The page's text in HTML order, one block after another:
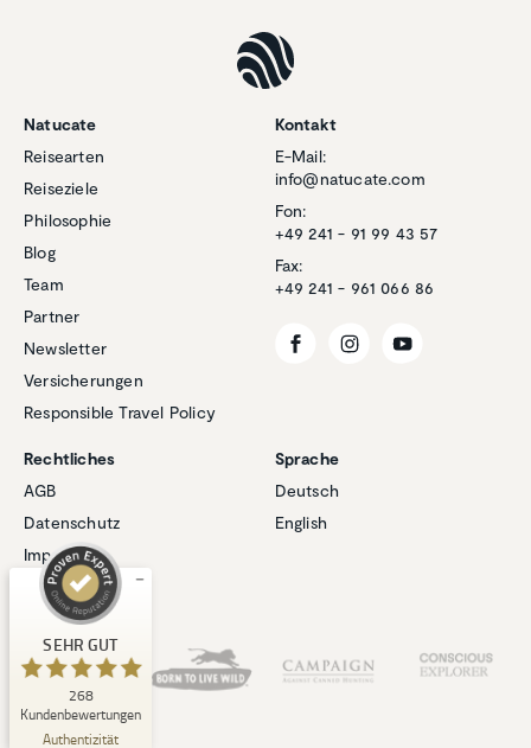
Natucate
Reisearten
Reiseziele
Philosophie
Blog
Team
Partner
Newsletter
Versicherungen
Responsible Travel Policy
Kontakt
E-Mail:
info@natucate.com
Fon:
+49 241 - 91 99 43 57
Fax:
+49 241 - 961 066 86
Rechtliches
AGB
Datenschutz
Impressum
Cookies
Sprache
Deutsch
English
SEHR GUT
268
Kundenbewertungen
Authentizität
Kundenbewertungen und Erfahrungen zu
Empfehlungen auf
SEHR GUT
4,94
/
5,00
ProvenExpert.com
267
anderen Quellen
Blick aufs ProvenExpert-Profil werfen